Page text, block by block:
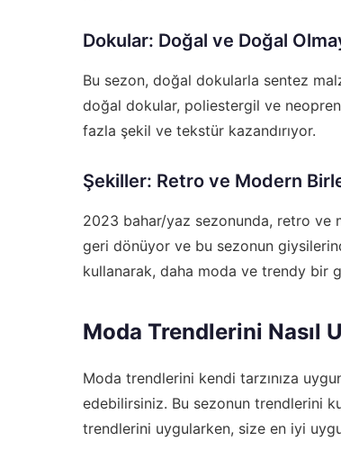
Dokular: Doğal ve Doğal
Bu sezon, doğal dokularla sentez
doğal dokular, poliestergil ve
fazla şekil ve tekstür kazandırıyor.
Şekiller: Retro ve Modern
2023 bahar/yaz sezonunda, retro ve
geri dönüyor ve bu sezonun
kullanarak, daha moda ve trendy bir
Moda Trendlerini Nasıl
Moda trendlerini kendi tarzınıza
edebilirsiniz. Bu sezonun trendlerini
trendlerini uygularken, size en iyi